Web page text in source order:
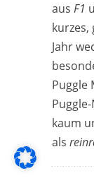
aus F1
kurzes,
Jahr
Puggle
kaum
als